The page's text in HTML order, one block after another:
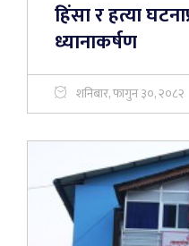
हिंसा र हत्या
ध्यानाकर्षण
शनिबार, फागुन ३०, २०८२